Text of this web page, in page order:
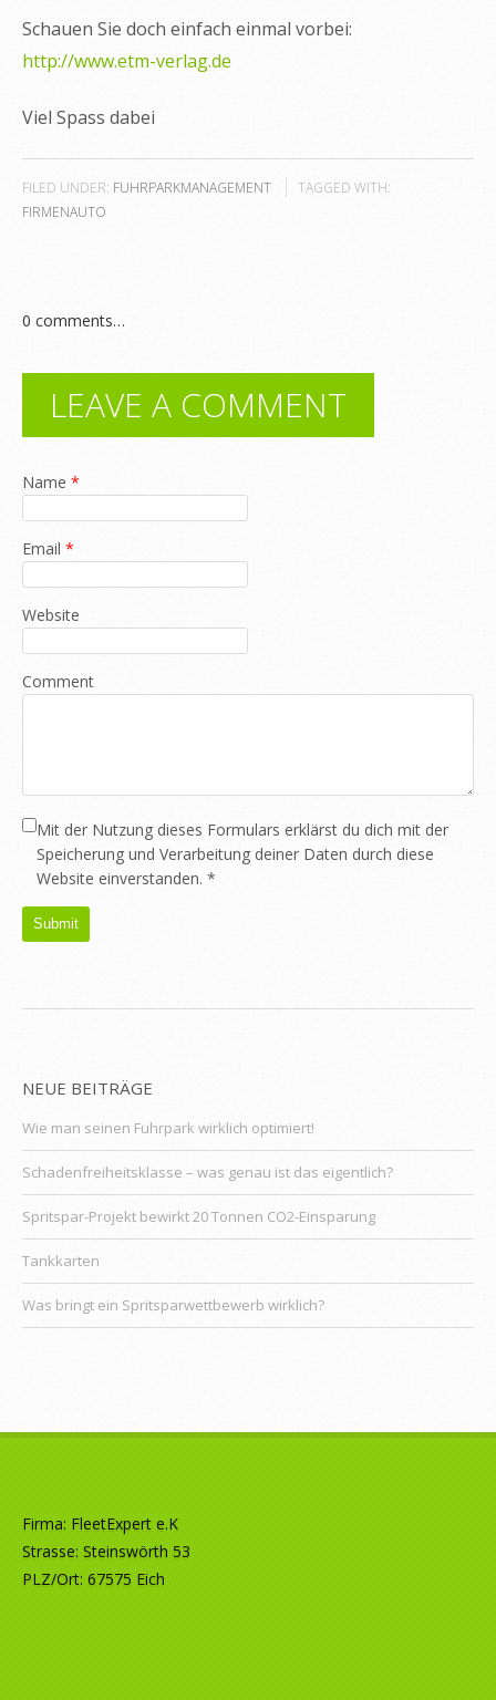
Schauen Sie doch einfach einmal vorbei:
http://www.etm-verlag.de
Viel Spass dabei
FILED UNDER: FUHRPARKMANAGEMENT
TAGGED WITH:
FIRMENAUTO
0 comments…
LEAVE A COMMENT
Name *
Email *
Website
Comment
Mit der Nutzung dieses Formulars erklärst du dich mit der
Speicherung und Verarbeitung deiner Daten durch diese
Website einverstanden. *
NEUE BEITRÄGE
Wie man seinen Fuhrpark wirklich optimiert!
Schadenfreiheitsklasse – was genau ist das eigentlich?
Spritspar-Projekt bewirkt 20 Tonnen CO2-Einsparung
Tankkarten
Was bringt ein Spritsparwettbewerb wirklich?
Firma: FleetExpert e.K
Strasse: Steinswörth 53
PLZ/Ort: 67575 Eich